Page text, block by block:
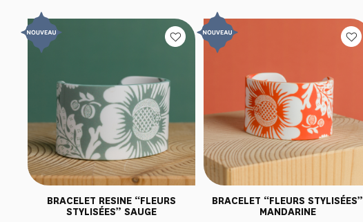
BRACELET RESINE “FLEURS
STYLISÉES” SAUGE
BRACELET “FLEURS STYLISÉES”
MANDARINE